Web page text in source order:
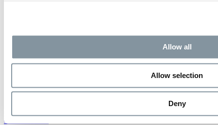
Allow all
Allow selection
Deny
Europaplein 24
1070 MS Amsterdam
The Netherlands
020 549 12 12